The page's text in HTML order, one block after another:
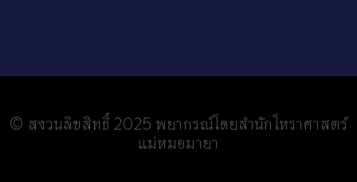
© สงวนลิขสิทธิ์ 2025 พยากรณ์โดยสำนักโหราศาสตร์
แม่หมอมายา